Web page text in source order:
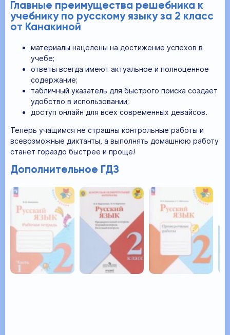
Главные преимущества решебника к
учебнику по русскому языку за 2 класс
от Канакиной
материалы нацелены на достижение успехов в
учебе;
ответы всегда имеют актуальное и полноценное
содержание;
табличный указатель для быстрого поиска создает
удобство в использовании;
доступ онлайн для всех современных девайсов.
Теперь учащимся не страшны контрольные работы и
всевозможные диктанты, а выполнять домашнюю работу
станет гораздо быстрее и проще!
Дополнительное ГДЗ